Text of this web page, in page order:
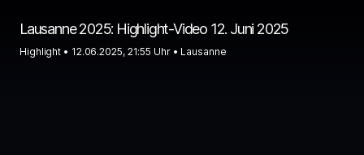
Lausanne 2025: Highlight-Video 12. Juni 2025
Highlight • 12.06.2025, 21:55 Uhr • Lausanne